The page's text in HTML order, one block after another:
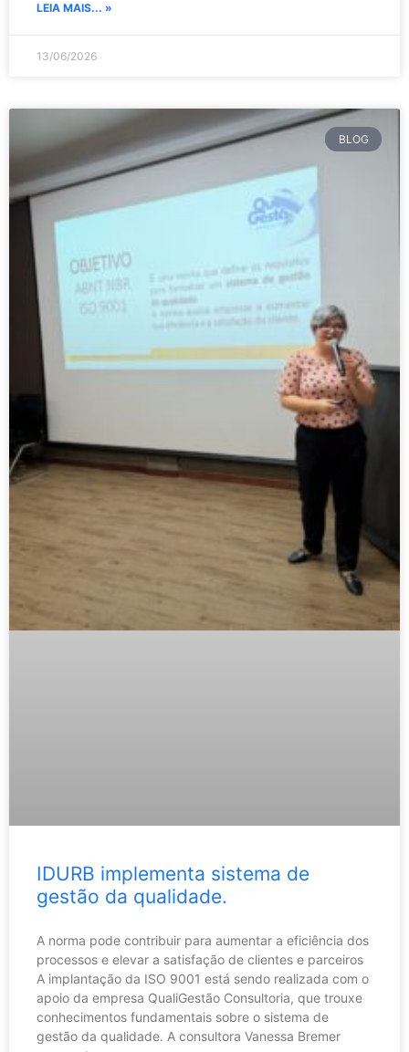
LEIA MAIS... »
13/06/2026
BLOG
IDURB implementa sistema de
gestão da qualidade.
A norma pode contribuir para aumentar a eficiência dos
processos e elevar a satisfação de clientes e parceiros
A implantação da ISO 9001 está sendo realizada com o
apoio da empresa QualiGestão Consultoria, que trouxe
conhecimentos fundamentais sobre o sistema de
gestão da qualidade. A consultora Vanessa Bremer